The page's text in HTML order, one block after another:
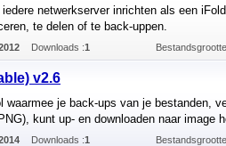
netwerkserver inrichten als een
te delen of te back-uppen.
Downloads :1
v2.6
waarmee je back-ups van je bestanden,
kunt up- en downloaden naar image
Downloads :1